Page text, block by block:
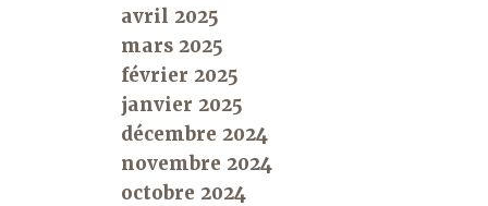
avril 2025
mars 2025
février 2025
janvier 2025
décembre 2024
novembre 2024
octobre 2024